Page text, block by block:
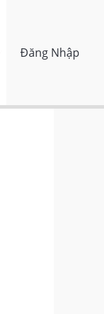
Đăng Nhập